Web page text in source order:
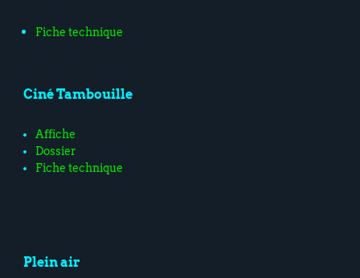
Fiche technique
Ciné Tambouille
Affiche
Dossier
Fiche technique
Plein air